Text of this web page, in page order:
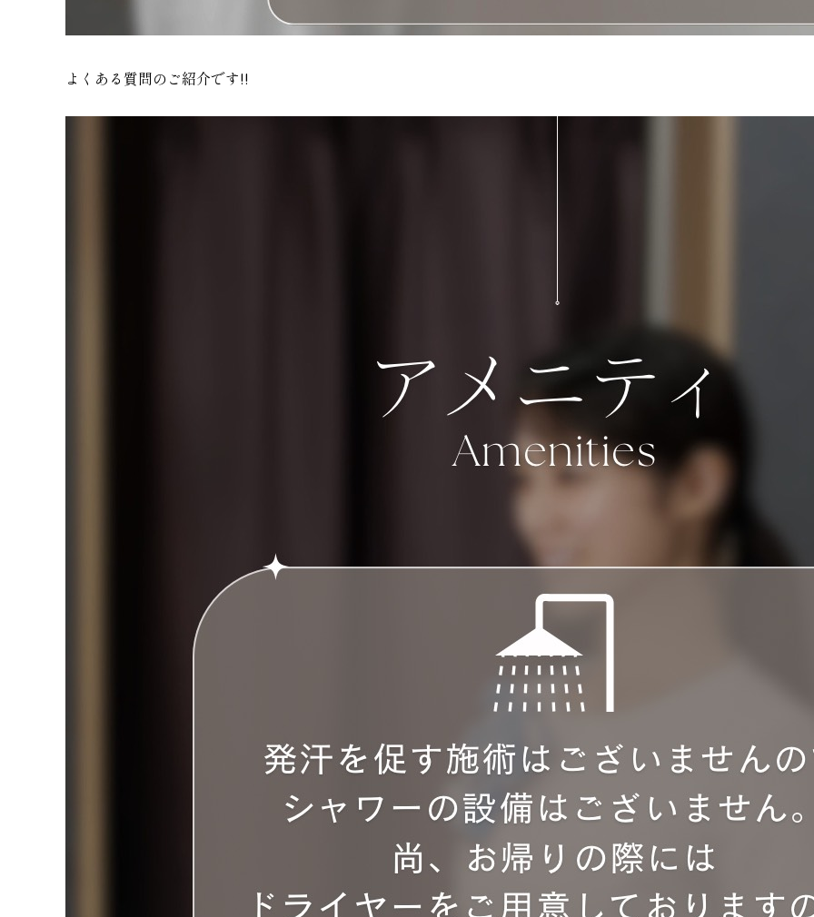
よくある質問のご紹介です!!